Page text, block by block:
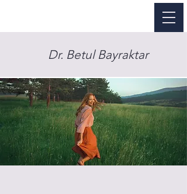
Dr. Betul Bayraktar